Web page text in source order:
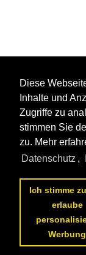
Diese
Inhalte und
Zugriffe zu
stimmen Sie
zu. Mehr
Datenschutz ,
Ich stimme
erlaube
Werbung